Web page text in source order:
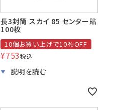
長3封筒 スカイ 85 センター貼
100枚
10個お買い上げで10％OFF
¥753税込